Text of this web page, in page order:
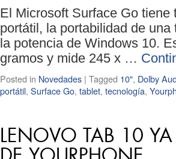
El Microsoft Surface Go
portátil, la portabilidad de
la potencia de Windows 10.
gramos y mide 245 x …
Posted in Novedades | Tagged 10", Dolby
portátil, Surface Go, tablet, tecnología,
LENOVO TAB 10